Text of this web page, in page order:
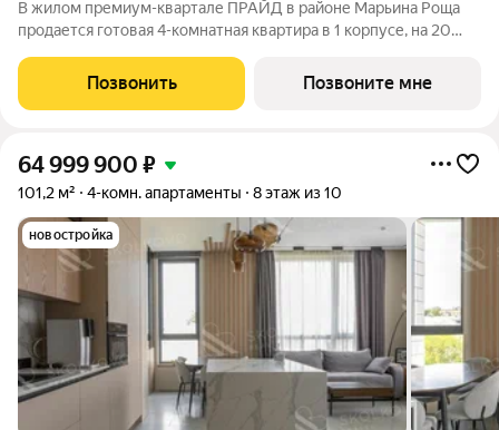
В жилом премиум-квартале ПРАЙД в районе Марьина Роща
продается готовая 4-комнатная квартира в 1 корпусе, на 20
PIONEER. Ключи в 2026 году. Площадь комнат: кухня-
Позвонить Позвоните мне
64 999 900 ₽
101,2 м² 4-комн. апартаменты 8 этаж из 10
новостройка